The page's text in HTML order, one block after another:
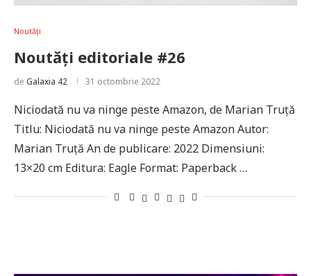
Noutăți
Noutăți editoriale #26
de Galaxia 42 31 octombrie 2022
Niciodată nu va ninge peste Amazon, de Marian Truță
Titlu: Niciodată nu va ninge peste Amazon Autor:
Marian Truță An de publicare: 2022 Dimensiuni:
13×20 cm Editura: Eagle Format: Paperback …